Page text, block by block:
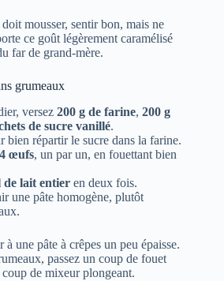
mousser, sentir bon, mais ne
ce goût légèrement caramélisé
far de grand-mère.
grumeaux
versez 200 g de farine, 200 g
de sucre vanillé.
bien répartir le sucre dans la farine.
4 œufs, un par un, en fouettant bien
de lait entier en deux fois.
une pâte homogène, plutôt
une pâte à crêpes un peu épaisse.
passez un coup de fouet
de mixeur plongeant.